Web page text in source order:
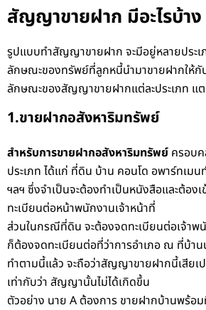
สัญญาขายฝาก มีอะไรบ้าง
รูปแบบทำสัญญาขายฝาก จะมีอยู่หลายประ
ลักษณะของทรัพย์ที่ลูกหนี้นำมาขายฝากให้กั
ลักษณะของสัญญาขายฝากแต่ละประเภท แ
1.ขายฝากอสังหาริมทรัพย์
สำหรับการขายฝากอสังหาริมทรัพย์ ครอบ
ประเภท ได้แก่ ที่ดิน บ้าน คอนโด อพาร์ทเมน
ฯลฯ ซึ่งจำเป็นจะต้องทำเป็นหนังสือและต้อง
ทะเบียนต่อหน้าพนักงานเจ้าหน้าที่
ส่วนในกรณีที่ดิน จะต้องจดทะเบียนต่อเจ้าพ
ก็ต้องจดทะเบียนต่อที่ว่าการอำเภอ ณ ที่บ้า
ทำตามนี้แล้ว จะถือว่าสัญญาขายฝากนี้เสียเป
เท่ากับว่า สัญญานั้นไม่ได้เกิดขึ้น
ตัวอย่าง นาย A ต้องการ ขายฝากบ้านพร้อ